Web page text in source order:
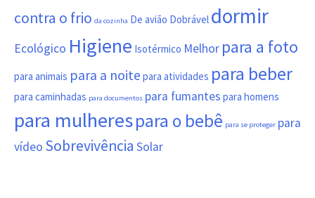
contra o frio da cozinha De avião Dobrável dormir
Ecológico Higiene Isotérmico Melhor para a foto
para animais para a noite para atividades para beber
para caminhadas para documentos para fumantes para homens
para mulherespara o bebê para se proteger para
vídeo Sobrevivência Solar